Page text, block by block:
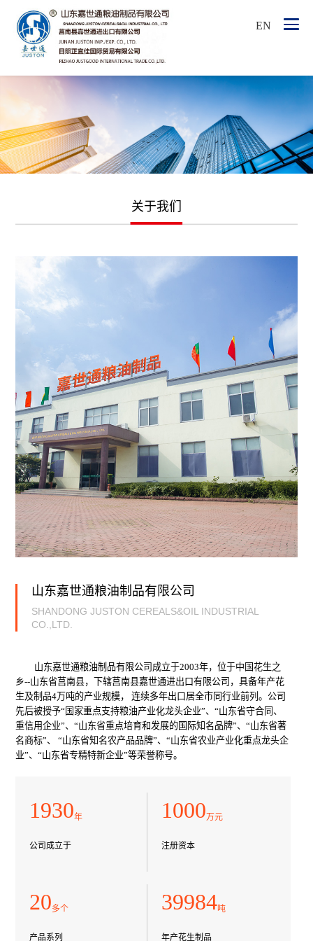
EN
关于我们
山东嘉世通粮油制品有限公司
SHANDONG JUSTON CEREALS&OIL INDUSTRIAL
CO.,LTD.
山东嘉世通粮油制品有限公司成立于2003年，位于中国花生之
乡--山东省莒南县，下辖莒南县嘉世通进出口有限公司，具备年产花
生及制品4万吨的产业规模， 连续多年出口居全市同行业前列。公司
先后被授予“国家重点支持粮油产业化龙头企业”、“山东省守合同、
重信用企业”、“山东省重点培育和发展的国际知名品牌”、“山东省著
名商标”、 “山东省知名农产品品牌”、“山东省农业产业化重点龙头企
业”、“山东省专精特新企业”等荣誉称号。
1963年
公司成立于
1000万元
注册资本
20多个
产品系列
40000吨
年产花生制品